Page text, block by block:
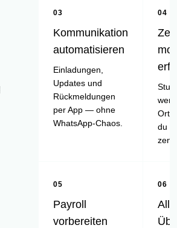
03
Kommunikation
automatisieren
Einladungen,
Updates und
Rückmeldungen
per App — ohne
WhatsApp-Chaos.
04
Ort
du
05
Payroll
vorbereiten
06